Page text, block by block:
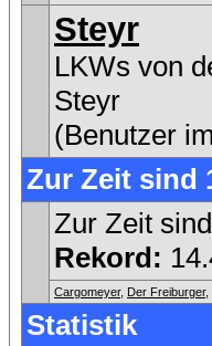
Steyr
LKWs von
Steyr
(Benutzer
Zur Zeit sind
Zur Zeit
Rekord:
Cargomeyer, Der Freiburger,
Statistik